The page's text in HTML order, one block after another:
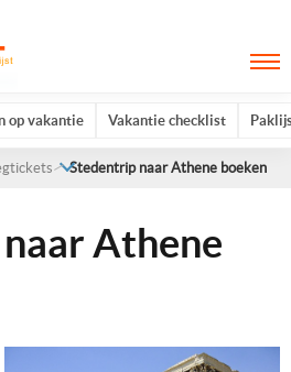
op vakantie Vakantie checklist
Stedentrip naar Athene boeken
Athene